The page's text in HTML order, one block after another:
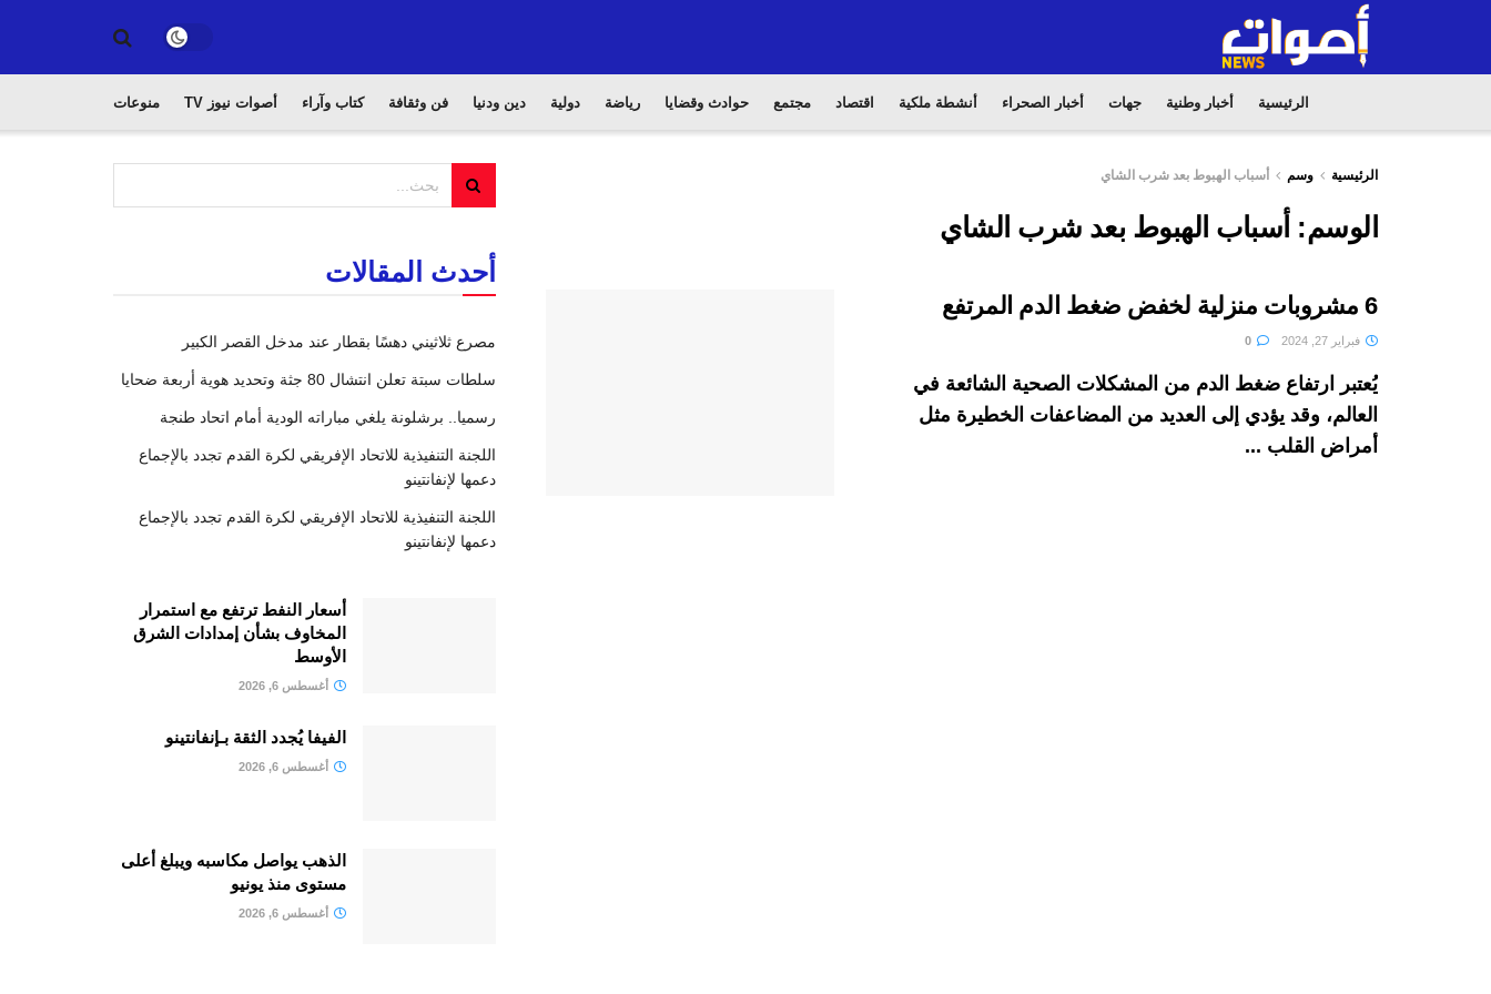
الرئيسية أخبار وطنية جهات أخبار الصحراء أنشطة ملكية اقتصاد مجتمع حوادث وقضايا رياضة دولية دين ودنيا فن وثقافة كتاب وآراء أصوات نيوز TV منوعات
الرئيسية وسم أسباب الهبوط بعد شرب الشاي
الوسم: أسباب الهبوط بعد شرب الشاي
6 مشروبات منزلية لخفض ضغط الدم المرتفع
فبراير 27, 2024
يُعتبر ارتفاع ضغط الدم من المشكلات الصحية الشائعة في
العالم، وقد يؤدي إلى العديد من المضاعفات الخطيرة مثل
أمراض القلب ...
أحدث المقالات
مصرع ثلاثيني دهسًا بقطار عند مدخل القصر الكبير
سلطات سبتة تعلن انتشال 80 جثة وتحديد هوية أربعة ضحايا
رسميا.. برشلونة يلغي مباراته الودية أمام اتحاد طنجة
اللجنة التنفيذية للاتحاد الإفريقي لكرة القدم تجدد بالإجماع
دعمها لإنفانتينو
اللجنة التنفيذية للاتحاد الإفريقي لكرة القدم تجدد بالإجماع
دعمها لإنفانتينو
أسعار النفط ترتفع مع استمرار
المخاوف بشأن إمدادات الشرق
الأوسط
أغسطس 6, 2026
الفيفا يُجدد الثقة بـإنفانتينو
أغسطس 6, 2026
الذهب يواصل مكاسبه ويبلغ أعلى
مستوى منذ يونيو
أغسطس 6, 2026